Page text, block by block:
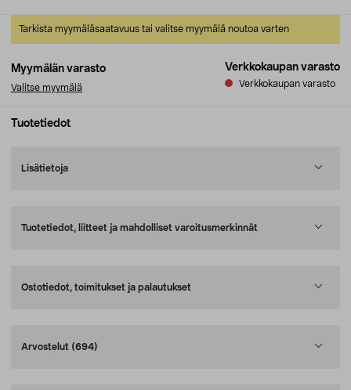
Myymälän varasto
Valitse myymälä
Verkkokaupan varasto
Verkkokaupan varasto
Tarkista myymäläsaatavuus tai valitse myymälä noutoa varten
Tuotetiedot
Lisätietoja
Tuotetiedot, liitteet ja mahdolliset varoitusmerkinnät
Ostotiedot, toimitukset ja palautukset
Arvostelut (694)